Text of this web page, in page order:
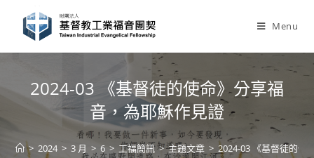
content
Menu
2024-03 《基督徒的使命》分享福
音，為耶穌作見證
> 2024 > 3 月 > 6 > 工福簡訊 > 主題文章 > 2024-03 《基督徒的使